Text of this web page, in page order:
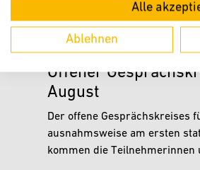
KURZ BERICHTET
Offener
August
Der offene Gesprächskreises
ausnahmsweise am ersten
kommen die
Alle
Ablehnen